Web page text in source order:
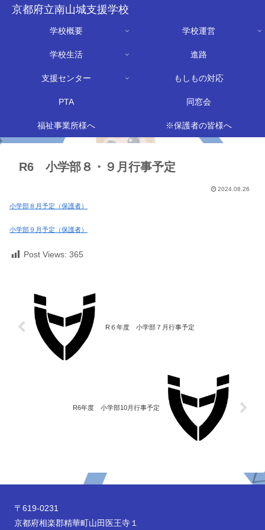
京都府立南山城支援学校
学校概要 学校運営
学校生活 進路
支援センター もしもの対応
PTA 同窓会
福祉事業所様へ ※保護者の皆様へ
R6 小学部８・９月行事予定
2024.08.26
小学部８月予定（保護者）
小学部９月予定（保護者）
Post Views: 365
R６年度 小学部７月行事予定
R6年度 小学部10月行事予定
〒619-0231
京都府相楽郡精華町山田医王寺１